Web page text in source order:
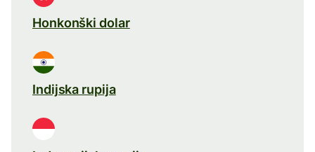
Honkonški dolar
Indijska rupija